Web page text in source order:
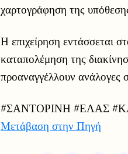
χαρτογράφηση της
Η επιχείρηση εντάσσεται
καταπολέμηση της
προαναγγέλλουν ανάλογες
#ΣΑΝΤΟΡΙΝΗ #ΕΛΑΣ
Μετάβαση στην Πηγή